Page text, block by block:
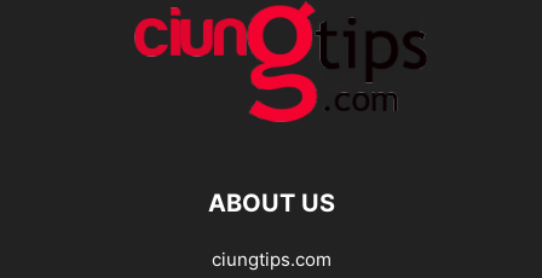
ABOUT US
ciungtips.com